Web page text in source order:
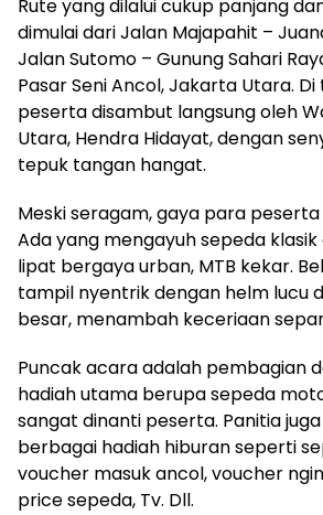
Rute yang dilalui cukup panjang
dimulai dari Jalan Majapahit –
Jalan Sutomo – Gunung Sahari
Pasar Seni Ancol, Jakarta Utara.
peserta disambut langsung oleh
Utara, Hendra Hidayat, dengan
tepuk tangan hangat.
Meski seragam, gaya para
Ada yang mengayuh sepeda
lipat bergaya urban, MTB kekar.
tampil nyentrik dengan helm lucu
besar, menambah keceriaan
Puncak acara adalah pembagian
hadiah utama berupa sepeda
sangat dinanti peserta. Panitia
berbagai hadiah hiburan seperti
voucher masuk ancol, voucher
price sepeda, Tv. Dll.